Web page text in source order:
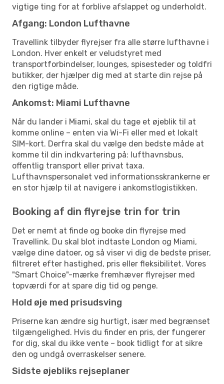
vigtige ting for at forblive afslappet og underholdt.
Afgang: London Lufthavne
Travellink tilbyder flyrejser fra alle større lufthavne i
London. Hver enkelt er veludstyret med
transportforbindelser, lounges, spisesteder og toldfri
butikker, der hjælper dig med at starte din rejse på
den rigtige måde.
Ankomst: Miami Lufthavne
Når du lander i Miami, skal du tage et øjeblik til at
komme online – enten via Wi-Fi eller med et lokalt
SIM-kort. Derfra skal du vælge den bedste måde at
komme til din indkvartering på: lufthavnsbus,
offentlig transport eller privat taxa.
Lufthavnspersonalet ved informationsskrankerne er
en stor hjælp til at navigere i ankomstlogistikken.
Booking af din flyrejse trin for trin
Det er nemt at finde og booke din flyrejse med
Travellink. Du skal blot indtaste London og Miami,
vælge dine datoer, og så viser vi dig de bedste priser,
filtreret efter hastighed, pris eller fleksibilitet. Vores
"Smart Choice"-mærke fremhæver flyrejser med
topværdi for at spare dig tid og penge.
Hold øje med prisudsving
Priserne kan ændre sig hurtigt, især med begrænset
tilgængelighed. Hvis du finder en pris, der fungerer
for dig, skal du ikke vente – book tidligt for at sikre
den og undgå overraskelser senere.
Sidste øjebliks rejseplaner